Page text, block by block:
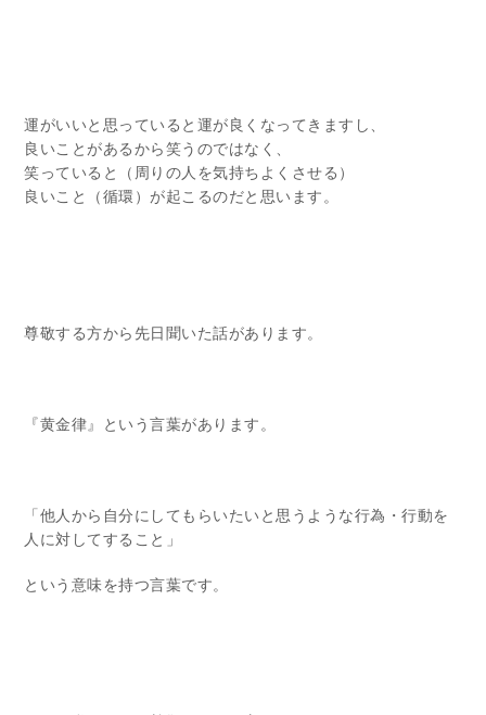
運がいいと思っていると運が良くなってきますし、
良いことがあるから笑うのではなく、
笑っていると（周りの人を気持ちよくさせる）
良いこと（循環）が起こるのだと思います。
尊敬する方から先日聞いた話があります。
『黄金律』という言葉があります。
「他人から自分にしてもらいたいと思うような行為・行動を
人に対してすること」
という意味を持つ言葉です。